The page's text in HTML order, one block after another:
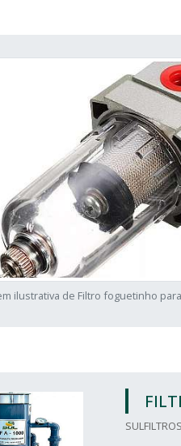
ilustrativa de Filtro foguetinho